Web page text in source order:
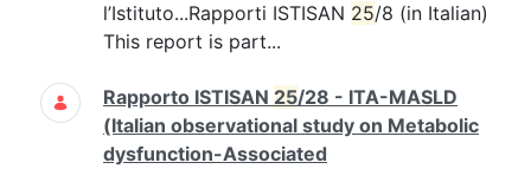
l’Istituto...Rapporti ISTISAN 25/8 (in Italian)
This report is part...
Rapporto ISTISAN 25/28 - ITA-MASLD
(Italian observational study on Metabolic
dysfunction-Associated